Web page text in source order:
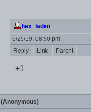
hex_laden
6/25/19, 08:50 pm
Reply
Link Parent
+1
(Anonymous)